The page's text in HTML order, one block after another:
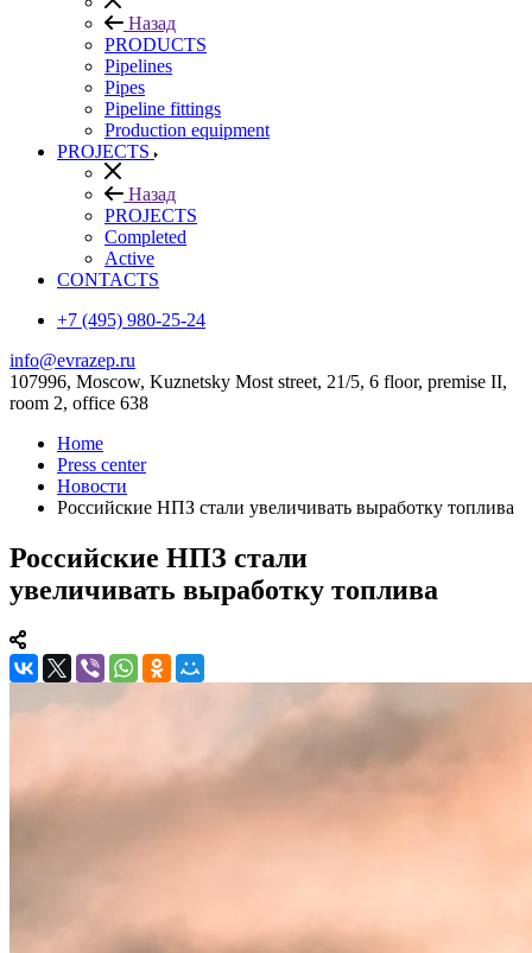
Назад
PRODUCTS
Pipelines
Pipes
Pipeline fittings
Production equipment
PROJECTS
Назад
PROJECTS
Completed
Active
CONTACTS
+7 (495) 980-25-24
info@evrazep.ru
107996, Moscow, Kuznetsky Most street, 21/5, 6 floor, premise II,
room 2, office 638
Home
Press center
Новости
Российские НПЗ стали увеличивать выработку топлива
Российские НПЗ стали
увеличивать выработку топлива